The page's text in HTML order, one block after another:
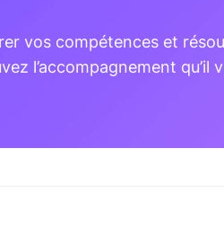
vos compétences et
l’accompagnement qu’il